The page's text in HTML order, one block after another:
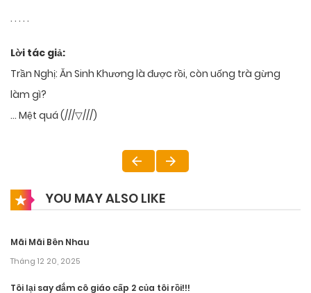
. . . . .
Lời tác giả:
Trần Nghị: Ăn Sinh Khương là được rồi, còn uống trà gừng
làm gì?
… Mệt quá (///▽///)
YOU MAY ALSO LIKE
Mãi Mãi Bên Nhau
Tháng 12 20, 2025
Tôi lại say đắm cô giáo cấp 2 của tôi rồi!!!